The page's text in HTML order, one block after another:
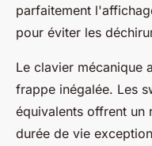
parfaitement
pour éviter les
Le clavier mécanique
frappe inégalée. Les
équivalents offrent un
durée de vie